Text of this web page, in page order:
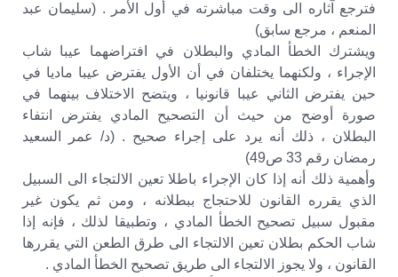
فترجع آثاره الى وقت مباشرته في أول الأمر . (سليمان عبد
المنعم ، مرجع سابق)
ويشترك الخطأ المادي والبطلان في افتراضهما عيبا شاب
الإجراء ، ولكنهما يختلفان في أن الأول يفترض عيبا ماديا في
حين يفترض الثاني عيبا قانونيا ، ويتضح الاختلاف بينهما في
صورة أوضح من حيث أن التصحيح المادي يفترض انتفاء
البطلان ، ذلك أنه يرد على إجراء صحيح . (د/ عمر السعيد
رمضان رقم 33 ص49)
وأهمية ذلك أنه إذا كان الإجراء باطلا تعين الالتجاء الى السبيل
الذي يقرره القانون للاحتجاج ببطلانه ، ومن ثم يكون غير
مقبول سبيل تصحيح الخطأ المادي ، وتطبيقا لذلك ، فإنه إذا
شاب الحكم بطلان تعين الالتجاء الى طرق الطعن التي يقررها
القانون ، ولا يجوز الالتجاء الى طريق تصحيح الخطأ المادي .